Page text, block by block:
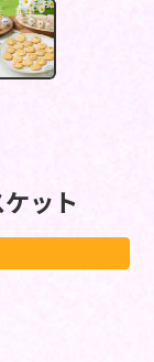
ット